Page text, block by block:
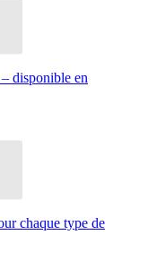
disponible en
chaque type de